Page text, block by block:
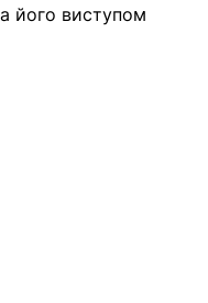
його виступом